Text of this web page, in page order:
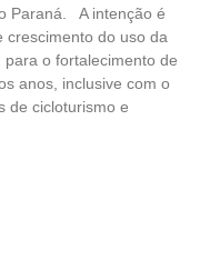
Paraná. A intenção é
crescimento do uso da
o fortalecimento de
anos, inclusive com o
de cicloturismo e